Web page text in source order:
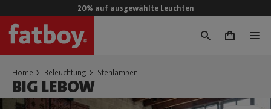
20% auf ausgewählte Leuchten
0
Home Beleuchtung Stehlampen
BIG LEBOW